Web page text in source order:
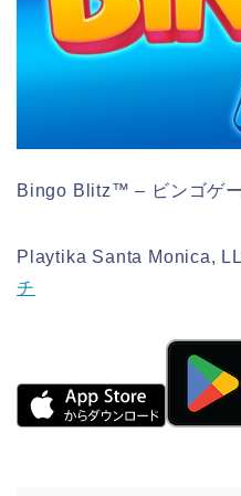
Bingo Blitz™ – ビンゴゲ
Playtika Santa Monica,
チ